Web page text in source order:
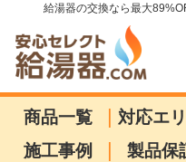
給湯器の交換なら最大
商品一覧 | 対応エ
施工事例
| 製品保